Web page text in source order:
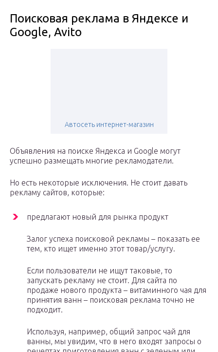
Поисковая реклама в Яндексе и
Google, Avito
Автосеть интернет-магазин
Объявления на поиске Яндекса и Google могут
успешно размещать многие рекламодатели.
Но есть некоторые исключения. Не стоит давать
рекламу сайтов, которые:
предлагают новый для рынка продукт
Залог успеха поисковой рекламы – показать ее
тем, кто ищет именно этот товар/услугу.
Если пользователи не ищут таковые, то
запускать рекламу не стоит. Для сайта по
продаже нового продукта – витаминного чая для
принятия ванн – поисковая реклама точно не
подходит.
Используя, например, общий запрос чай для
ванны, мы увидим, что в него входят запросы о